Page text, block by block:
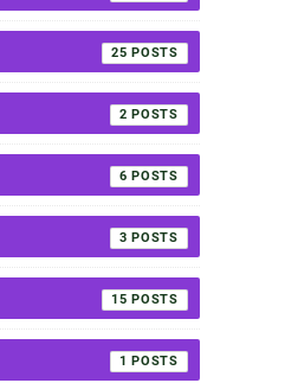
25
2
6
3
15
1